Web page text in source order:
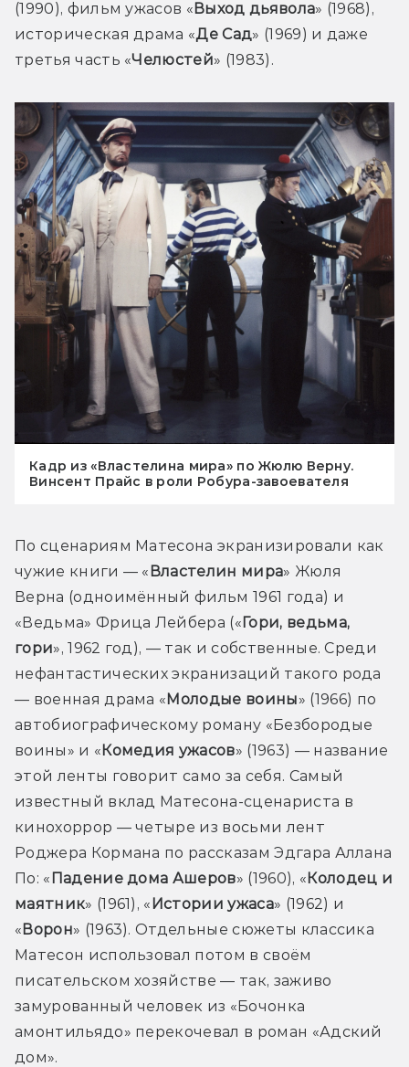
(1990), фильм ужасов «Выход дьявола» (1968),
историческая драма «Де Сад» (1969) и даже
третья часть «Челюстей» (1983).
Кадр из «Властелина мира» по Жюлю Верну.
Винсент Прайс в роли Робура-завоевателя
По сценариям Матесона экранизировали как
чужие книги — « Властелин мира» Жюля
Верна (одноимённый фильм 1961 года) и
«Ведьма» Фрица Лейбера («Гори, ведьма,
гори», 1962 год), — так и собственные. Среди
нефантастических экранизаций такого рода
— военная драма «Молодые воины» (1966) по
автобиографическому роману «Безбородые
воины» и «Комедия ужасов» (1963) — название
этой ленты говорит само за себя. Самый
известный вклад Матесона-сценариста в
кинохоррор — четыре из восьми лент
Роджера Кормана по рассказам Эдгара Аллана
По: « Падение дома Ашеров» (1960), «Колодец и
маятник» (1961), « Истории ужаса» (1962) и
«Ворон» (1963). Отдельные сюжеты классика
Матесон использовал потом в своём
писательском хозяйстве — так, заживо
замурованный человек из «Бочонка
амонтильядо» перекочевал в роман «Адский
дом».